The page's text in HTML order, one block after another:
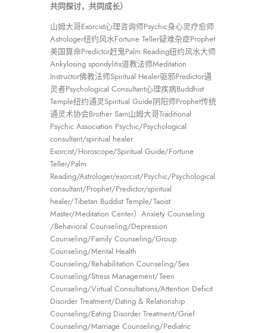
共同探讨，共同成长）
山姆大哥Exorcist心理咨询师Psychic身心灵疗愈师
Astrologer纽约风水Fortune Teller疑难杂症Prophet
美国算命Predictor赶鬼Palm Reading纽约风水大师
Ankylosing spondylitis道教法师Meditation
Instructor佛教法师Spiritual Healer驱邪Predictor通
灵者Psychological Consultant心理疾病Buddhist
Temple纽约通灵Spiritual Guide阴阳师Prophet传统
通灵术协会Brother Sam山姆大哥Traditional
Psychic Association Psychic/Psychological
consultant/spiritual healer
Exorcist/Horoscope/Spiritual Guide/Fortune
Teller/Palm
Reading/Astrologer/exorcist/Psychic/Psychological
consultant/Prophet/Predictor/spiritual
healer/Tibetan Buddist Temple/Taoist
Master/Meditation Center）Anxiety Counseling
/Behavioral Counseling/Depression
Counseling/Family Counseling/Group
Counseling/Mental Health
Counseling/Rehabilitation Counseling/Sex
Counseling/Stress Management/Teen
Counseling/Virtual Consultations/Attention Deficit
Disorder Treatment/Dating & Relationship
Counseling/Eating Disorder Treatment/Grief
Counseling/Marriage Counseling/Pediatric